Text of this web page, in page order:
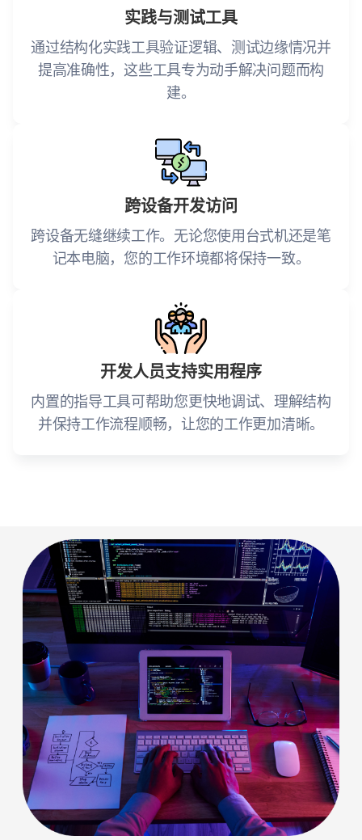
实践与测试工具
通过结构化实践工具验证逻辑、测试边缘情况并
提高准确性，这些工具专为动手解决问题而构
建。
跨设备开发访问
跨设备无缝继续工作。无论您使用台式机还是笔
记本电脑，您的工作环境都将保持一致。
开发人员支持实用程序
内置的指导工具可帮助您更快地调试、理解结构
并保持工作流程顺畅，让您的工作更加清晰。